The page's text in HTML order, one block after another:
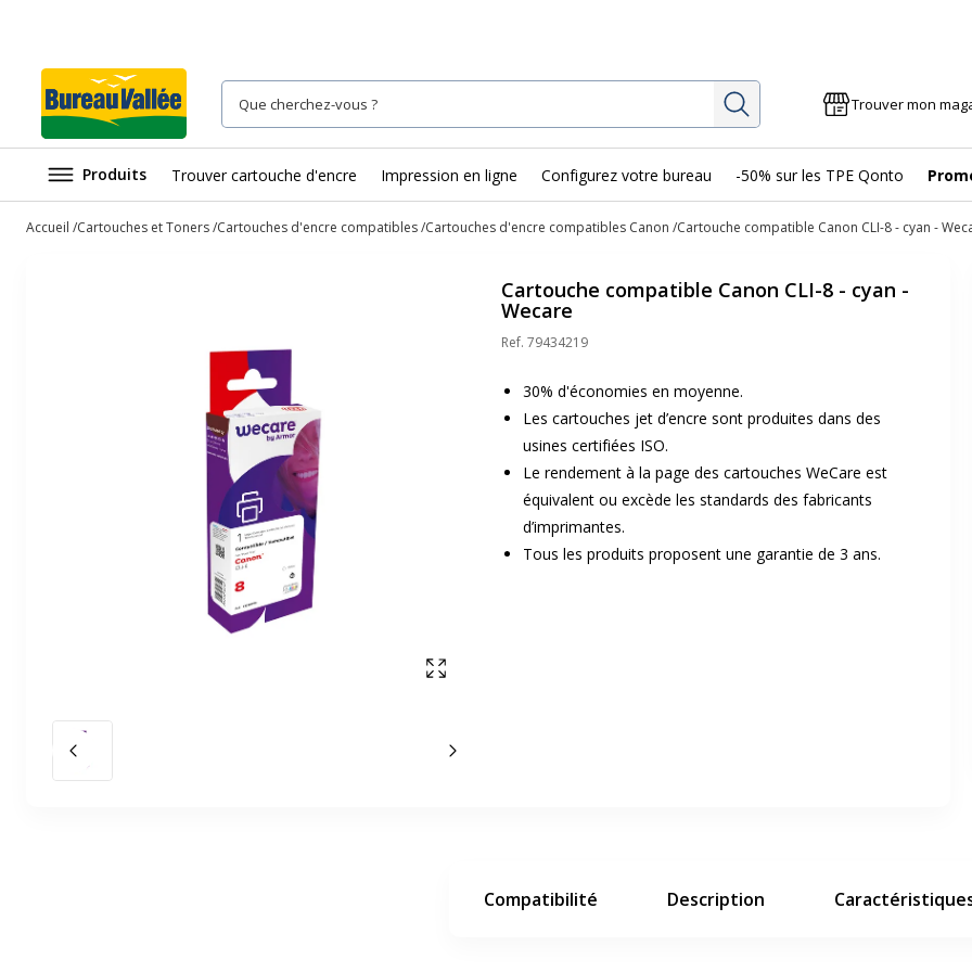
Rechercher Trouver mon
Produits Trouver cartouche d'encre Impression en ligne Configurez votre bureau -50% sur les TPE Qonto
Accueil Cartouches et Toners Cartouches d'encre compatibles Cartouches d'encre compatibles Canon Cartouche compatible Canon CLI-8 - cyan -
Afficher en plein écran
Slide précédent Slide suivant
Cartouche compatible Canon CLI-8 - cyan -
Wecare
Ref. 79434219
30% d'économies en moyenne.
Les cartouches jet d’encre sont produites dans des
usines certifiées ISO.
Le rendement à la page des cartouches WeCare est
équivalent ou excède les standards des fabricants
d’imprimantes.
Tous les produits proposent une garantie de 3 ans.
Compatibilité Description